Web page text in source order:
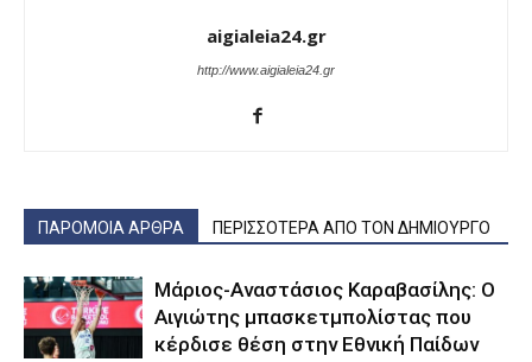
aigialeia24.gr
http://www.aigialeia24.gr
ΠΑΡΟΜΟΙΑ ΑΡΘΡΑ ΠΕΡΙΣΣΟΤΕΡΑ ΑΠΟ ΤΟΝ ΔΗΜΙΟΥΡΓΟ
Μάριος-Αναστάσιος Καραβασίλης: Ο
Αιγιώτης μπασκετμπολίστας που
κέρδισε θέση στην Εθνική Παίδων